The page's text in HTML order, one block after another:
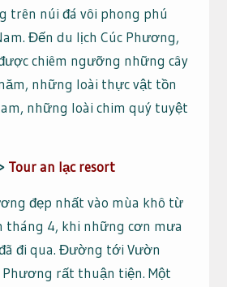
trên núi đá vôi phong phú
Đến du lịch Cúc Phương,
chiêm ngưỡng những cây
những loài thực vật tồn
những loài chim quý tuyệt
Tour an lạc resort
đẹp nhất vào mùa khô từ
tháng 4, khi những cơn mưa
đi qua. Đường tới Vườn
Phương rất thuận tiện. Một